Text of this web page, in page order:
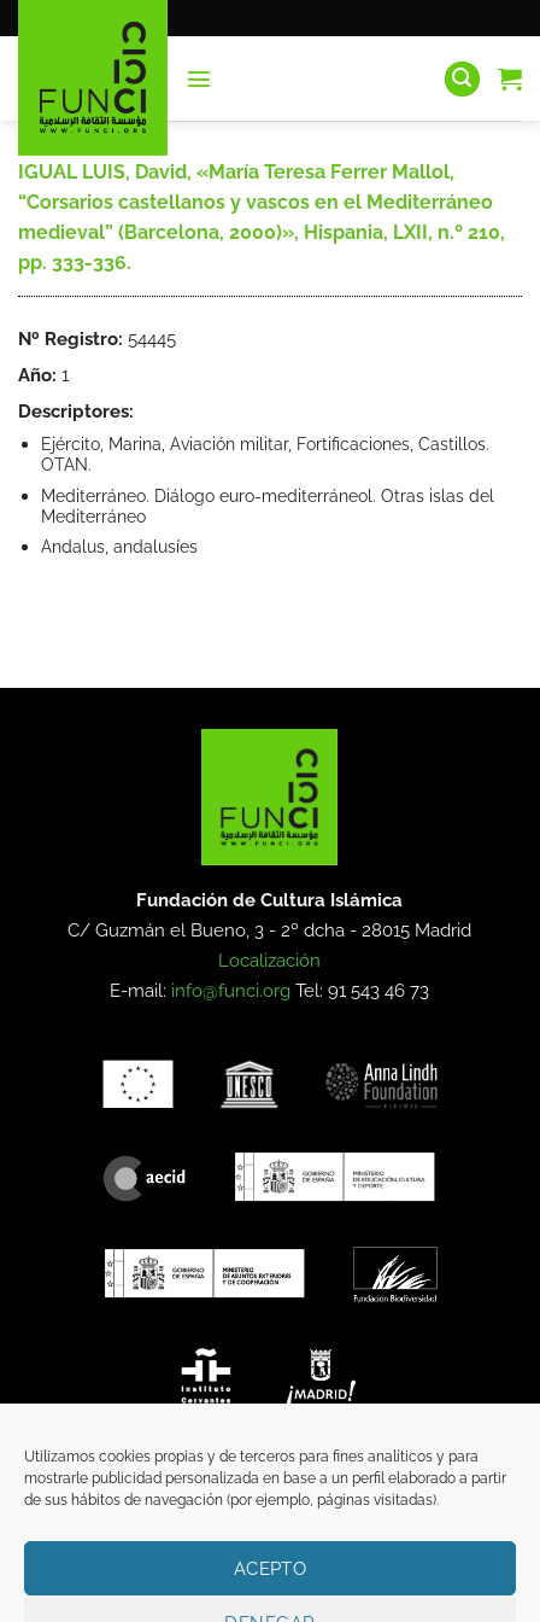
Utilizamos cookies propias y de terceros para fines analíticos y para
mostrarle publicidad personalizada en base a un perfil elaborado a partir
de sus hábitos de navegación (por ejemplo, páginas visitadas).
ACEPTO
al
IGUAL LUIS, David, «María Teresa Ferrer Mallol,
“Corsarios castellanos y vascos en el Mediterráneo
medieval” (Barcelona, 2000)», Hispania, LXII, n.º 210,
pp. 333-336.
Nº Registro: 54445
Año: 1
Descriptores:
Ejército, Marina, Aviación militar, Fortificaciones, Castillos.
OTAN.
Mediterráneo. Diálogo euro-mediterráneol. Otras islas del
Mediterráneo
Andalus, andalusíes
Fundación de Cultura Islámica
C/ Guzmán el Bueno, 3 - 2º dcha -28015 Madrid
Localización
E-mail: info@funci.org Tel: 91 543 46 73